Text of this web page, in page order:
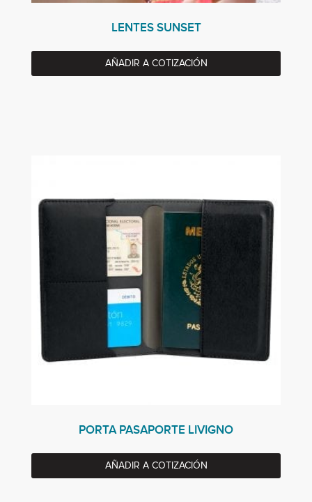
LENTES SUNSET
AÑADIR A COTIZACIÓN
PORTA PASAPORTE LIVIGNO
AÑADIR A COTIZACIÓN